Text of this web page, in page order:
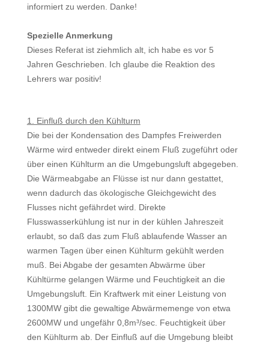
informiert zu werden. Danke!
Spezielle Anmerkung
Dieses Referat ist ziehmlich alt, ich habe es vor 5
Jahren Geschrieben. Ich glaube die Reaktion des
Lehrers war positiv!
1. Einfluß durch den Kühlturm
Die bei der Kondensation des Dampfes Freiwerden
Wärme wird entweder direkt einem Fluß zugeführt oder
über einen Kühlturm an die Umgebungsluft abgegeben.
Die Wärmeabgabe an Flüsse ist nur dann gestattet,
wenn dadurch das ökologische Gleichgewicht des
Flusses nicht gefährdet wird. Direkte
Flusswasserkühlung ist nur in der kühlen Jahreszeit
erlaubt, so daß das zum Fluß ablaufende Wasser an
warmen Tagen über einen Kühlturm gekühlt werden
muß. Bei Abgabe der gesamten Abwärme über
Kühltürme gelangen Wärme und Feuchtigkeit an die
Umgebungsluft. Ein Kraftwerk mit einer Lei­stung von
1300MW gibt die gewaltige Abwärmemenge von etwa
2600MW und ungefähr 0,8m³/sec. Feuchtigkeit über
den Kühlturm ab. Der Einfluß auf die Umgebung bleibt